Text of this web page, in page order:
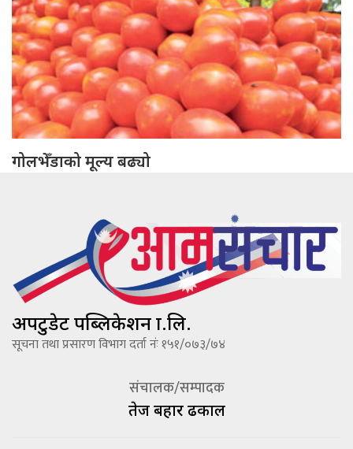
गोलभेँडाको मूल्य बढ्यो
अपटुडेट पब्लिकेशन प्रा.लि.
सूचना तथा प्रसारण विभाग दर्ता नंः १५१/०७३/७४
संचालक/सम्पादक
तेज बहादूर ढकाल